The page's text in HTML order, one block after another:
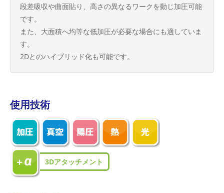
段差吸収や曲面貼り、高さの異なるワークを動じ加圧可能
です。
また、大面積へ均等な低加圧が必要な場合にも適していま
す。
2Dとのハイブリッド化も可能です。
使用技術
3Dアタッチメント